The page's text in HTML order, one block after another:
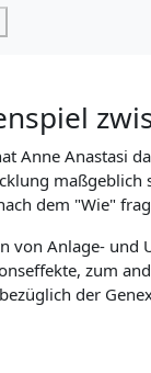
Anne Anastasi
maßgeblich
dem "Wie"
von Anlage-
zum
der